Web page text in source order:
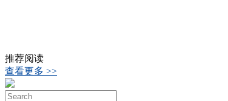
推荐阅读
查看更多 >>